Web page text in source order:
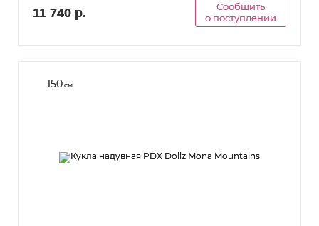
11 740 р.
Сообщить
о поступлении
150см